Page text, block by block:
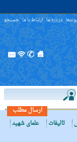
درباره ما ارتباط با ما جستجو
ارسال مطلب
تالیفات
علمای شهید